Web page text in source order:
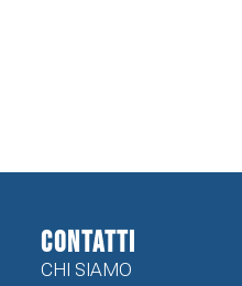
CONTATTI
CHI SIAMO